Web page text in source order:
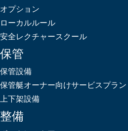
オプション
ローカルルール
安全レクチャースクール
保管
保管設備
保管艇オーナー向けサービスプラン
上下架設備
整備